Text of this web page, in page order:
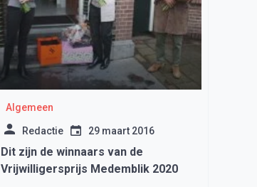
Algemeen
Redactie 29 maart 2016
Dit zijn de winnaars van de
Vrijwilligersprijs Medemblik 2020